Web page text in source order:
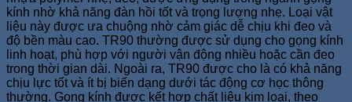
kính nhờ khả năng đàn hồi tốt và trọng lượng nhẹ. Loại vật
liệu này được ưa chuộng nhờ cảm giác dễ chịu khi đeo và
độ bền màu cao. TR90 thường được sử dụng cho gọng kính
linh hoạt, phù hợp với người vận động nhiều hoặc cần đeo
trong thời gian dài. Ngoài ra, TR90 được cho là có khả năng
chịu lực tốt và ít bị biến dạng dưới tác động cơ học thông
thường. Gọng kính được kết hợp chất liệu kim loại, theo